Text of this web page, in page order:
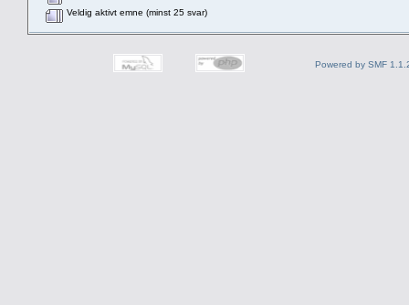
Veldig aktivt emne (minst 25 svar)
Powered by SMF